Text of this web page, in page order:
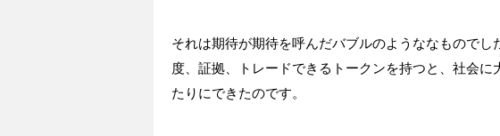
それは期待が期待を呼んだバブルのようななものでし
度、証拠、トレードできるトークンを持つと、社会
たりにできたのです。